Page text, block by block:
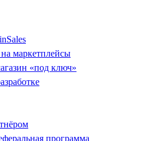
маркетплейсы
«под ключ»
программа